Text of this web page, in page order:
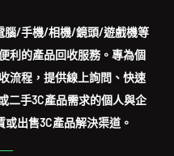
利的產品回收服務。專為個
流程，提供線上詢問、快速
二手3C產品需求的個人與企
或出售3C產品解決渠道。